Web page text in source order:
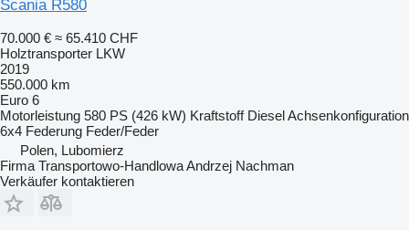
Scania R580
70.000 € ≈ 65.410 CHF
Holztransporter LKW
2019
550.000 km
Euro 6
Motorleistung 580 PS (426 kW) Kraftstoff DieselAchsenkonfiguration
6x4 Federung Feder/Feder
Polen, Lubomierz
Firma Transportowo-Handlowa Andrzej Nachman
Verkäufer kontaktieren